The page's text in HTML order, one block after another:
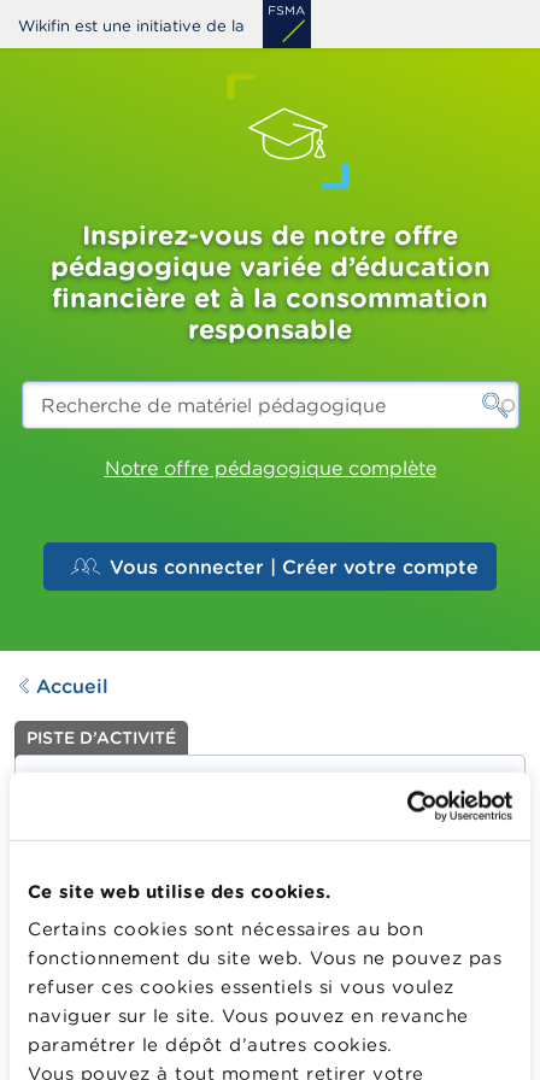
Ce site web utilise des cookies.
Certains cookies sont nécessaires au bon
fonctionnement du site web. Vous ne pouvez pas
refuser ces cookies essentiels si vous voulez
naviguer sur le site. Vous pouvez en revanche
paramétrer le dépôt d’autres cookies.
Vous pouvez à tout moment retirer votre
Aller
au
Wikifin est une initiative de la
Inspirez-vous de notre offre
pédagogique variée d’éducation
financière et à la consommation
responsable
Recherche
matériel
pédagogiqueNotre offre pédagogique complète
Vous connecter | Créer votre compte
Accueil
PISTE D’ACTIVITÉ
Épargne, pouvoir d’achat et
882 Downloads
Réflexion sur le lien entre le taux d’intérêt des comptes
d’épargne, l’inflation et le pouvoir d’achat. Lecture et
analyse d’un article de presse évoquant la baisse du
pouvoir d’achat des ménages suite au recul des taux
d’intérêt sur les comptes d’épargne.